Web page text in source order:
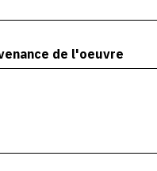
de l'oeuvre